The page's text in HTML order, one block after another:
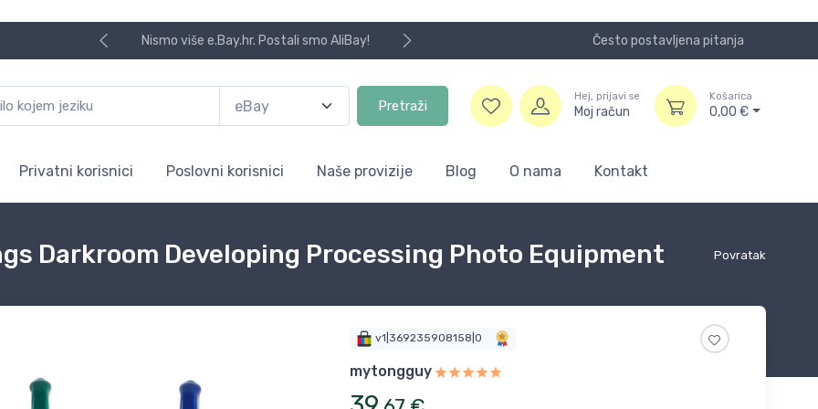
Nismo više e.Bay.hr. Postali smo AliBay! Često postavljena pitanja
Pretraži
Hej, prijavi se
Moj račun
Košarica
0,00 €
Privatni korisnici Poslovni korisnici Naše provizije Blog O nama Kontakt
Povratak
Darkroom Developing Processing Photo Equipment
v1|369235908158|0
mytongguy